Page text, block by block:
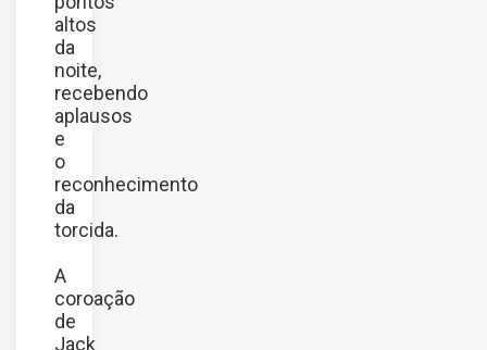
altos
da
noite,
recebendo
aplausos
e
o
reconhecimento
da
torcida.
A
coroação
de
Jack